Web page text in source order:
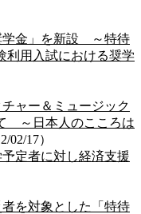
学金」を新設 ～特待
利用入試における奨学
ャー＆ミュージック
～日本人のこころは
02/17）
定者に対し経済支援
を対象とした「特待